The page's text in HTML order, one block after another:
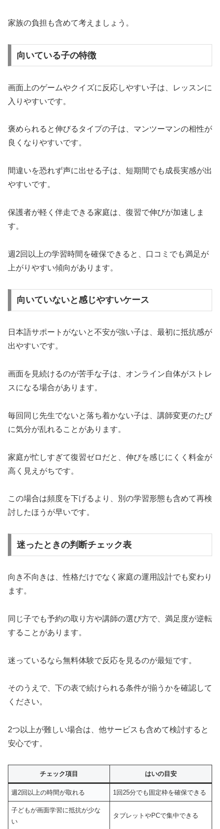
家族の負担も含めて考えましょう。
向いている子の特徴
画面上のゲームやクイズに反応しやすい子は、レッスンに
入りやすいです。
褒められると伸びるタイプの子は、マンツーマンの相性が
良くなりやすいです。
間違いを恐れず声に出せる子は、短期間でも成長実感が出
やすいです。
保護者が軽く伴走できる家庭は、復習で伸びが加速しま
す。
週2回以上の学習時間を確保できると、口コミでも満足が
上がりやすい傾向があります。
向いていないと感じやすいケース
日本語サポートがないと不安が強い子は、最初に抵抗感が
出やすいです。
画面を見続けるのが苦手な子は、オンライン自体がストレ
スになる場合があります。
毎回同じ先生でないと落ち着かない子は、講師変更のたび
に気分が乱れることがあります。
家庭が忙しすぎて復習ゼロだと、伸びを感じにくく料金が
高く見えがちです。
この場合は頻度を下げるより、別の学習形態も含めて再検
討したほうが早いです。
迷ったときの判断チェック表
向き不向きは、性格だけでなく家庭の運用設計でも変わり
ます。
同じ子でも予約の取り方や講師の選び方で、満足度が逆転
することがあります。
迷っているなら無料体験で反応を見るのが最短です。
そのうえで、下の表で続けられる条件が揃うかを確認して
ください。
2つ以上が難しい場合は、他サービスも含めて検討すると
安心です。
チェック項目 はいの目安
週2回以上の時間が取れる 1回25分でも固定枠を確保できる
子どもが画面学習に抵抗が少な
い
タブレットやPCで集中できる